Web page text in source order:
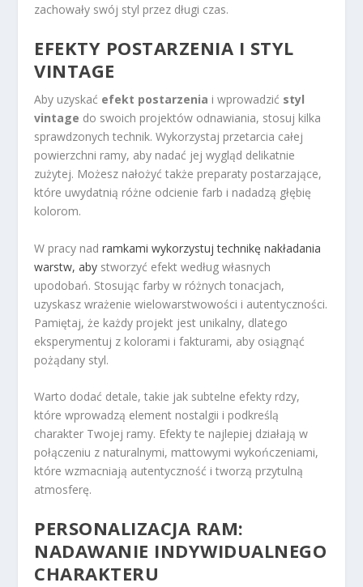
zachowały swój styl przez długi czas.
EFEKTY POSTARZENIA I STYL
VINTAGE
Aby uzyskać efekt postarzenia i wprowadzić styl
vintage do swoich projektów odnawiania, stosuj kilka
sprawdzonych technik. Wykorzystaj przetarcia całej
powierzchni ramy, aby nadać jej wygląd delikatnie
zużytej. Możesz nałożyć także preparaty postarzające,
które uwydatnią różne odcienie farb i nadadzą głębię
kolorom.
W pracy nadramkami wykorzystuj technikę nakładania
warstw, aby stworzyć efekt według własnych
upodobań. Stosując farby w różnych tonacjach,
uzyskasz wrażenie wielowarstwowości i autentyczności.
Pamiętaj, że każdy projekt jest unikalny, dlatego
eksperymentuj z kolorami i fakturami, aby osiągnąć
pożądany styl.
Warto dodać detale, takie jak subtelne efekty rdzy,
które wprowadzą element nostalgii i podkreślą
charakter Twojej ramy. Efekty te najlepiej działają w
połączeniu z naturalnymi, mattowymi wykończeniami,
które wzmacniają autentyczność i tworzą przytulną
atmosferę.
PERSONALIZACJA RAM:
NADAWANIE INDYWIDUALNEGO
CHARAKTERU